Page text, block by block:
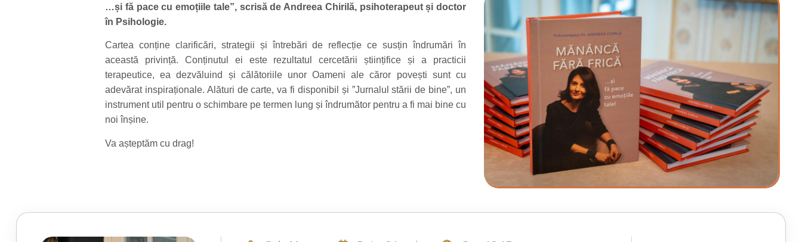
…și fă pace cu emoțiile tale”, scrisă de Andreea Chirilă, psihoterapeut și doctor
în Psihologie.
Cartea conține clarificări, strategii și întrebări de reflecție ce susțin îndrumări în
această privință. Conținutul ei este rezultatul cercetării științifice și a practicii
terapeutice, ea dezvăluind și călătoriile unor Oameni ale căror povești sunt cu
adevărat inspiraționale. Alături de carte, va fi disponibil și ”Jurnalul stării de bine”, un
instrument util pentru o schimbare pe termen lung și îndrumător pentru a fi mai bine cu
noi înșine.
Va așteptăm cu drag!